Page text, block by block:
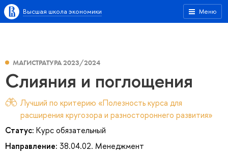
Меню
Высшая школа экономики
МАГИСТРАТУРА 2023/2024
Слияния и поглощения
Лучший по критерию «Полезность курса для
расширения кругозора и разностороннего развития»
Статус: Курс обязательный
Направление: 38.04.02. Менеджмент